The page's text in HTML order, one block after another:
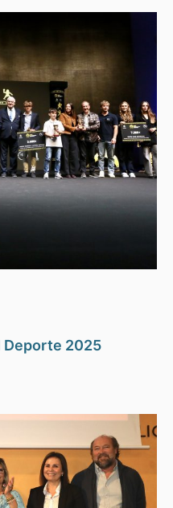
Deporte 2025